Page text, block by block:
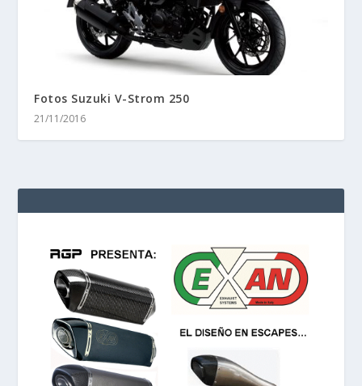
Fotos Suzuki V-Strom 250
21/11/2016